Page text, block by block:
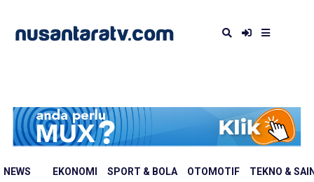
NEWS EKONOMI SPORT & BOLA OTOMOTIF TEKNO &